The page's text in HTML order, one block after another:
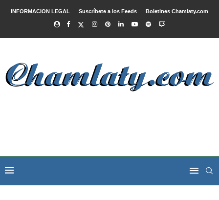
INFORMACION LEGAL Suscríbete a los Feeds Boletines Chamlaty.com